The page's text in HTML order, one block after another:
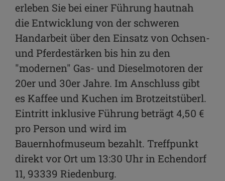
E-Mail
erleben Sie bei einer Führung hautnah
die Entwicklung von der schweren
Handarbeit über den Einsatz von Ochsen-
und Pferdestärken bis hin zu den
"modernen" Gas- und Dieselmotoren der
20er und 30er Jahre. Im Anschluss gibt
es Kaffee und Kuchen im Brotzeitstüberl.
Eintritt inklusive Führung beträgt 4,50 €
pro Person und wird im
Bauernhofmuseum bezahlt. Treffpunkt
direkt vor Ort um 13:30 Uhr in Echendorf
11, 93339 Riedenburg.